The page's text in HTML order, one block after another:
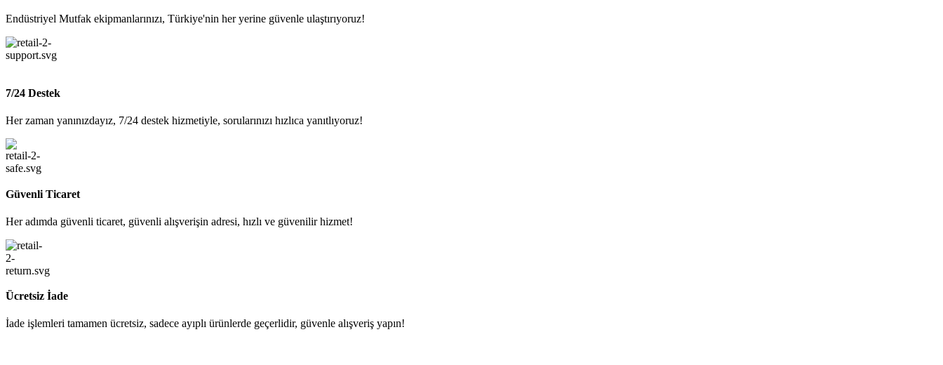
Endüstriyel Mutfak ekipmanlarınızı, Türkiye'nin her yerine güvenle ulaştırıyoruz!
7/24 Destek
Her zaman yanınızdayız, 7/24 destek hizmetiyle, sorularınızı hızlıca yanıtlıyoruz!
Güvenli Ticaret
Her adımda güvenli ticaret, güvenli alışverişin adresi, hızlı ve güvenilir hizmet!
Ücretsiz İade
İade işlemleri tamamen ücretsiz, sadece ayıplı ürünlerde geçerlidir, güvenle alışveriş yapın!